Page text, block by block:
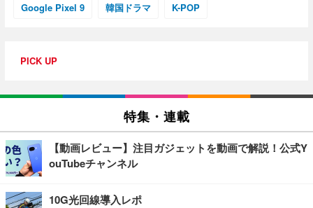
Google Pixel 9 韓国ドラマ K-POP
PICK UP
特集・連載
【動画レビュー】注目ガジェットを動画で解説！公式Y
ouTubeチャンネル
10G光回線導入レポ